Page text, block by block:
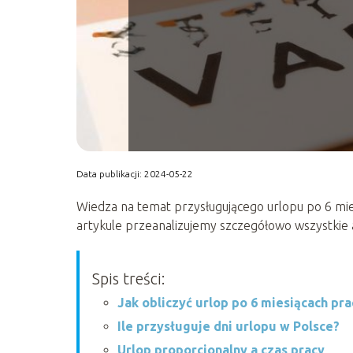
Data publikacji: 2024-05-22
Wiedza na temat przysługującego urlopu po 6
artykule przeanalizujemy szczegółowo
Spis treści:
Jak obliczyć urlop po 6 miesiącach
Ile przysługuje dni urlopu w Polsce?
Urlop proporcjonalny a czas pracy